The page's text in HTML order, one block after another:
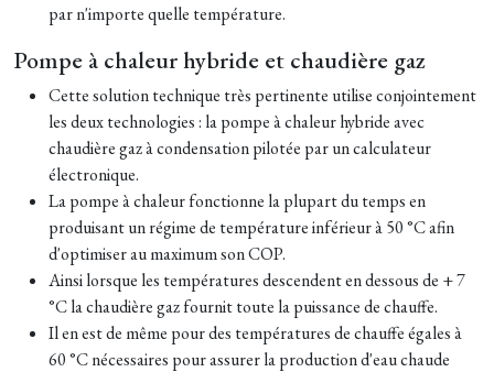
par n'importe quelle température.
Pompe à chaleur hybride et chaudière gaz
Cette solution technique très pertinente utilise conjointement
les deux technologies : la pompe à chaleur hybride avec
chaudière gaz à condensation pilotée par un calculateur
électronique.
La pompe à chaleur fonctionne la plupart du temps en
produisant un régime de température inférieur à 50 °C afin
d'optimiser au maximum son COP.
Ainsi lorsque les températures descendent en dessous de + 7
°C la chaudière gaz fournit toute la puissance de chauffe.
Il en est de même pour des températures de chauffe égales à
60 °C nécessaires pour assurer la production d'eau chaude